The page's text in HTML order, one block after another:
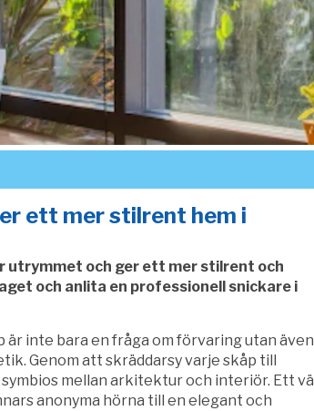
ett mer stilrent hem i
utrymmet och ger ett mer stilrent och
och anlita en professionell snickare i
inte bara en fråga om förvaring utan även
Genom att skräddarsy varje skåp till
mellan arkitektur och interiör. Ett väl
anonyma hörna till en elegant och